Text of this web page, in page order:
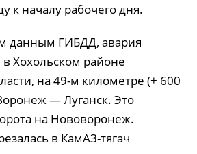
к началу рабочего дня.
данным ГИБДД, авария
в Хохольском районе
на 49-м километре (+ 600
— Луганск. Это
на Нововоронеж.
в КамАЗ-тягач